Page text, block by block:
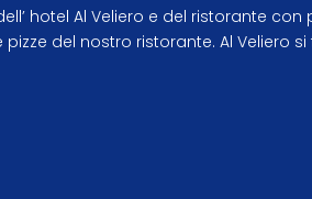
hotel Al Veliero e del ristorante
del nostro ristorante. Al Veliero